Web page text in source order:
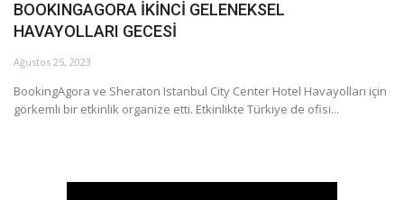
BOOKINGAGORA İKİNCİ GELENEKSEL
HAVAYOLLARI GECESİ
Ağustos 25, 2023
BookingAgora ve Sheraton Istanbul City Center Hotel Havayolları için
görkemli bir etkinlik organize etti. Etkinlikte Türkiye de ofisi...